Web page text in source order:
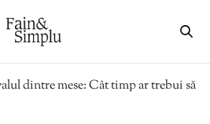
dintre mese: Cât timp ar trebui să